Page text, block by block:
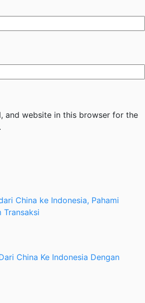
and website in this browser for the
China ke Indonesia, Pahami
Transaksi
China Ke Indonesia Dengan